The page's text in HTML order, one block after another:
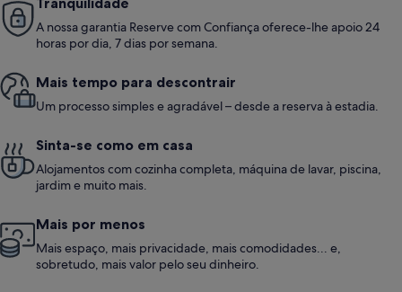
A nossa garantia Reserve com Confiança oferece-lhe apoio 24
horas por dia, 7 dias por semana.
Mais tempo para descontrair
Um processo simples e agradável – desde a reserva à estadia.
Sinta-se como em casa
Alojamentos com cozinha completa, máquina de lavar, piscina,
jardim e muito mais.
Mais por menos
Mais espaço, mais privacidade, mais comodidades... e,
sobretudo, mais valor pelo seu dinheiro.